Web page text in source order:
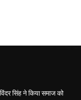
सिंह ने किया समाज को